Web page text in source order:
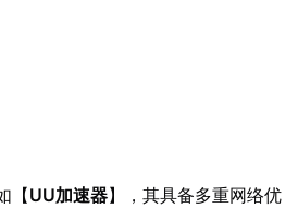
【UU加速器】，其具备多重网络优